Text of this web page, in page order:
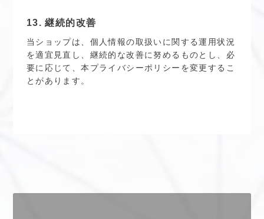
13. 継続的改善
当ショップは、個人情報の取扱いに関する運用状況
を適宜見直し、継続的な改善に努めるものとし、必
要に応じて、本プライバシーポリシーを変更するこ
とがあります。